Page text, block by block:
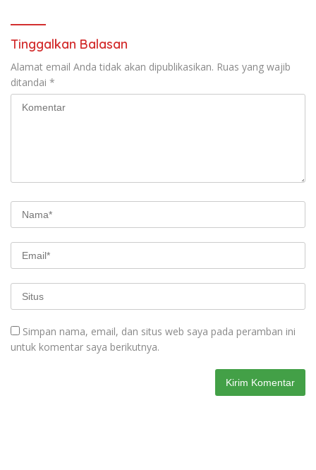
Tinggalkan Balasan
Alamat email Anda tidak akan dipublikasikan. Ruas yang wajib
ditandai *
Simpan nama, email, dan situs web saya pada peramban ini
untuk komentar saya berikutnya.